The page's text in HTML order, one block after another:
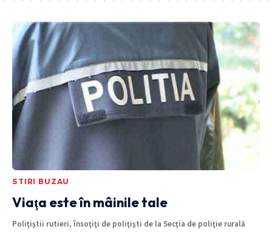
STIRI BUZAU
Viaţa este în mâinile tale
Poliţiştii rutieri, însoţiţi de poliţişti de la Secţia de poliţie rurală